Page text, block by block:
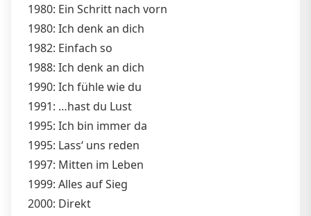
1980: Ein Schritt nach vorn
1980: Ich denk an dich
1982: Einfach so
1988: Ich denk an dich
1990: Ich fühle wie du
1991: …hast du Lust
1995: Ich bin immer da
1995: Lass‘ uns reden
1997: Mitten im Leben
1999: Alles auf Sieg
2000: Direkt